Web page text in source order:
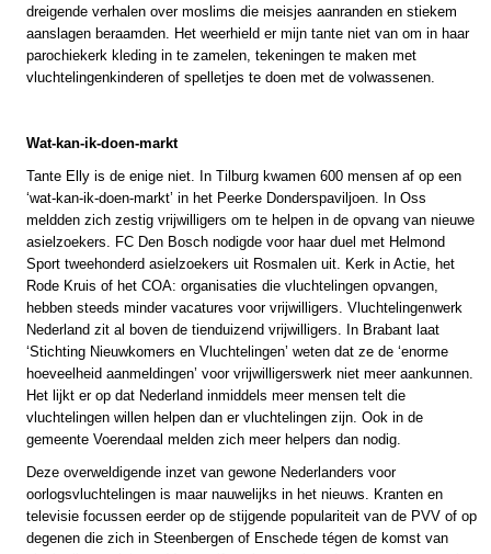
dreigende verhalen over moslims die meisjes aanranden en stiekem
aanslagen beraamden. Het weerhield er mijn tante niet van om in haar
parochiekerk kleding in te zamelen, tekeningen te maken met
vluchtelingenkinderen of spelletjes te doen met de volwassenen.
Wat-kan-ik-doen-markt
Tante Elly is de enige niet. In Tilburg kwamen 600 mensen af op een
‘wat-kan-ik-doen-markt’ in het Peerke Donderspaviljoen. In Oss
meldden zich zestig vrijwilligers om te helpen in de opvang van nieuwe
asielzoekers. FC Den Bosch nodigde voor haar duel met Helmond
Sport tweehonderd asielzoekers uit Rosmalen uit. Kerk in Actie, het
Rode Kruis of het COA: organisaties die vluchtelingen opvangen,
hebben steeds minder vacatures voor vrijwilligers. Vluchtelingenwerk
Nederland zit al boven de tienduizend vrijwilligers. In Brabant laat
‘Stichting Nieuwkomers en Vluchtelingen’ weten dat ze de ‘enorme
hoeveelheid aanmeldingen’ voor vrijwilligerswerk niet meer aankunnen.
Het lijkt er op dat Nederland inmiddels meer mensen telt die
vluchtelingen willen helpen dan er vluchtelingen zijn. Ook in de
gemeente Voerendaal melden zich meer helpers dan nodig.
Deze overweldigende inzet van gewone Nederlanders voor
oorlogsvluchtelingen is maar nauwelijks in het nieuws. Kranten en
televisie focussen eerder op de stijgende populariteit van de PVV of op
degenen die zich in Steenbergen of Enschede tégen de komst van